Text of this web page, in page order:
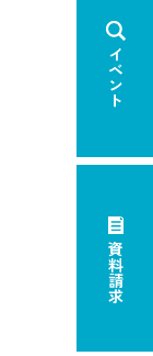
イベント
資料請求